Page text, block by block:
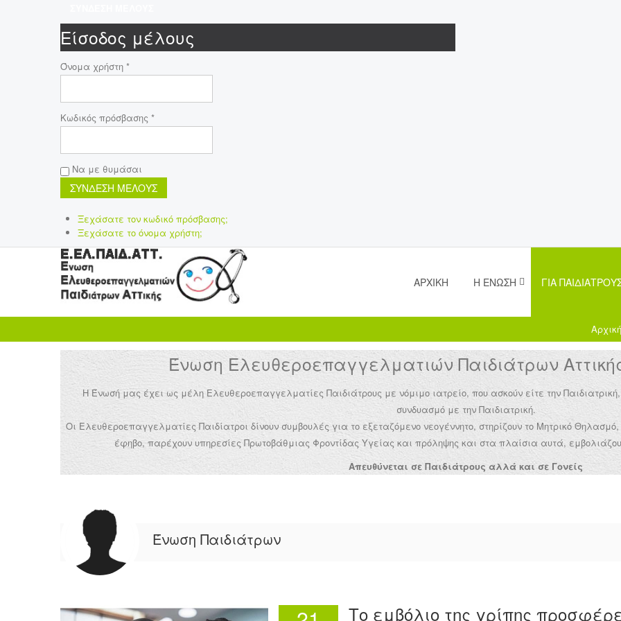
Είσοδος μέλους
Όνομα χρήστη *
Κωδικός πρόσβασης *
Να με θυμάσαι
Ξεχάσατε τον κωδικό πρόσβασης;
Ξεχάσατε το όνομα χρήστη;
ΑΡΧΙΚΉ Η ΈΝΩΣΗ ΓΙΑ
Αρχική
Ένωση Ελευθεροεπαγγελματιών Παιδιάτρων
Η Ένωσή μας έχει ως μέλη Ελευθεροεπαγγελματίες Παιδιάτρους με νόμιμο ιατρείο, που ασκούν είτε την
συνδυασμό με την Παιδιατρική.
Οι Ελευθεροεπαγγελματίες Παιδίατροι δίνουν συμβουλές για το εξεταζόμενο νεογέννητο, στηρίζουν το Μητρικό
έφηβο, παρέχουν υπηρεσίες Πρωτοβάθμιας Φροντίδας Υγείας και πρόληψης και στα πλαίσια αυτά,
Απευθύνεται σε Παιδιάτρους αλλά και σε Γονείς
Ένωση Παιδιάτρων
Το εμβόλιο της γρίπης